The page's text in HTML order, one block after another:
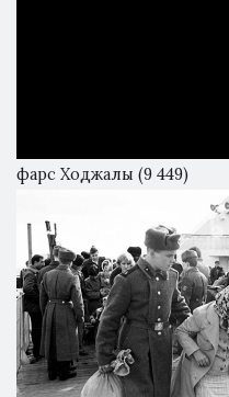
фарс Ходжалы (9 449)